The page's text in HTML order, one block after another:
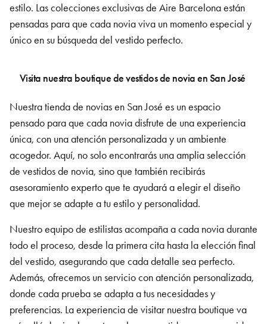
estilo. Las colecciones exclusivas de Aire Barcelonaestán
pensadas para que cada novia viva un momento especial y
único en su búsqueda del vestido perfecto.
Visita nuestra boutique de vestidos de novia en San José
Nuestra tienda de novias en San José es un espacio
pensado para que cada novia disfrute de una experiencia
única, con una atención personalizada y un ambiente
acogedor. Aquí, no solo encontrarás una amplia selección
de vestidos de novia, sino que también recibirás
asesoramiento experto que te ayudará a elegir el diseño
que mejor se adapte a tu estilo y personalidad.
Nuestro equipo de estilistas acompaña a cada novia durante
todo el proceso, desde la primera cita hasta la elección final
del vestido, asegurando que cada detalle sea perfecto.
Además, ofrecemos un servicio con atención personalizada,
donde cada prueba se adapta a tus necesidades y
preferencias. La experiencia de visitar nuestra boutique va